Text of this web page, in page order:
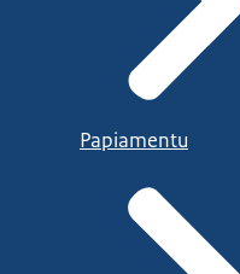
Papiamentu